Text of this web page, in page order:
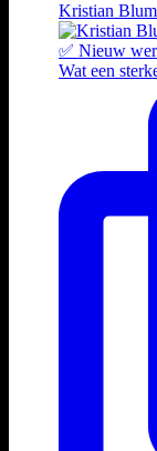
Kristian
Wat een